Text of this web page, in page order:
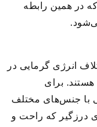
در همین رابطه
انرژی گرمایی در
برای
با جنس‌های مختلف
درزگیر که راحت و